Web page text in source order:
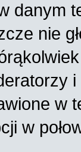
danym
nie
w
w